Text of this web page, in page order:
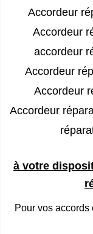
Accordeur
Accordeur
accordeur
Accordeur
Accordeur
Accordeur
à votre
Pour vos